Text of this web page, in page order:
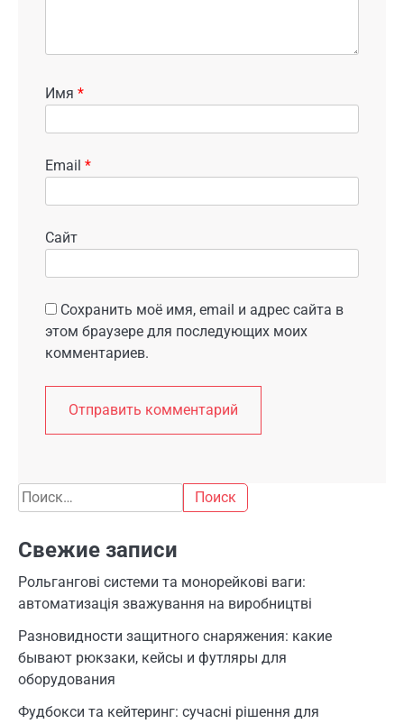
Имя *
Email *
Сайт
Сохранить моё имя, email и адрес сайта в
этом браузере для последующих моих
комментариев.
Найти:
Свежие записи
Рольгангові системи та монорейкові ваги:
автоматизація зважування на виробництві
Разновидности защитного снаряжения: какие
бывают рюкзаки, кейсы и футляры для
оборудования
Фудбокси та кейтеринг: сучасні рішення для